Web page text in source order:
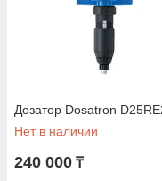
Дозатор Dosatron
Нет в наличии
240 000 ₸